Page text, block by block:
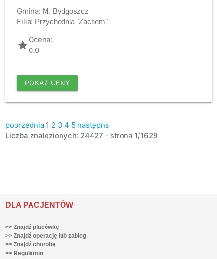
Gmina: M. Bydgoszcz
Filia: Przychodnia "Zachem"
gradeOcena:
0.0
POKAŻ CENY
poprzednia 1 2 3 4 5 następna
Liczba znalezionych: 24427 - strona 1/1629
DLA PACJENTÓW
>> Znajdź placówkę
>> Znajdź operację lub zabieg
>> Znajdź chorobę
>> Regulamin